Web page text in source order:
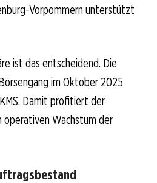
Vorpommern unterstützt
ist das entscheidend. Die
im Oktober 2025
Damit profitiert der
Wachstum der